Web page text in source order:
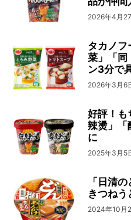
2026年4月
タカノフ
菜」「同
ン3分で
2026年3月6
好評！も
辣燙」「
に
2025年3月5
「日清
きつね
2024年10月